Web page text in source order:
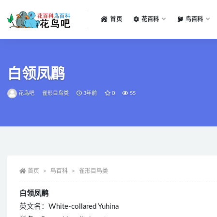
首页 花百科 鸟百科
白领凤鹛
花鸟吧 雀形目鸟类 3年前 0 55
首页 鸟百科 雀形目鸟类
白领凤鹛
英文名：White-collared Yuhina